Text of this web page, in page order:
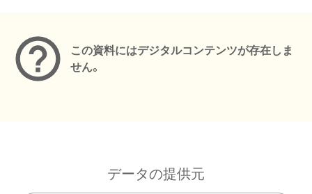
この資料にはデジタルコンテンツが存在しま
せん。
データの提供元